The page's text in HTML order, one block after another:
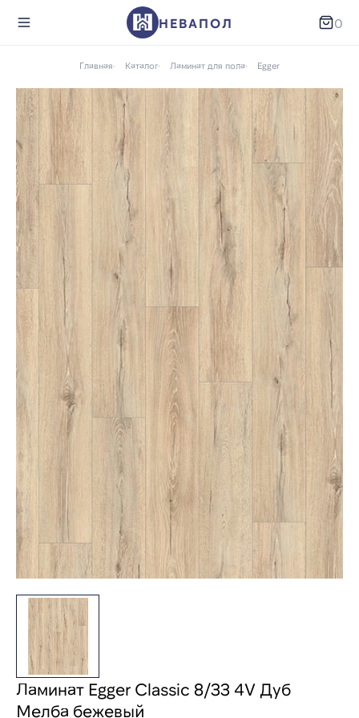
НЕВАПОЛ 0
Главная Каталог Ламинат для пола Egger
Ламинат Egger Classic 8/33 4V Дуб
Мелба бежевый